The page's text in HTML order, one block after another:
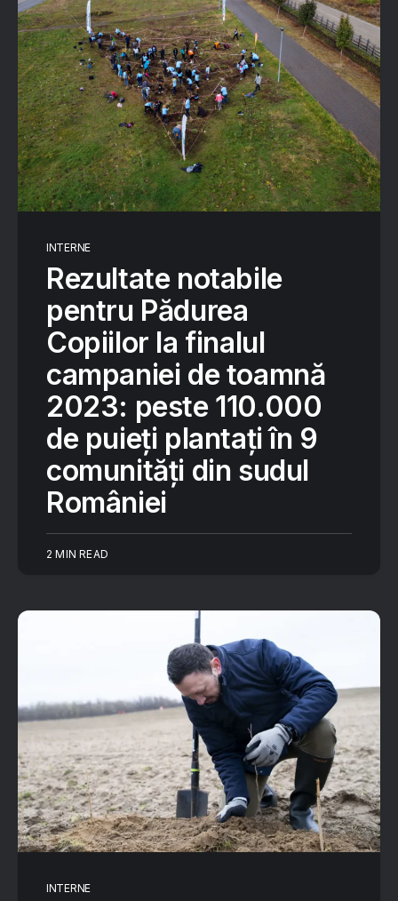
INTERNE
Rezultate notabile
pentru Pădurea
Copiilor la finalul
campaniei de toamnă
2023: peste 110.000
de puieți plantați în 9
comunități din sudul
României
2 MIN READ
INTERNE